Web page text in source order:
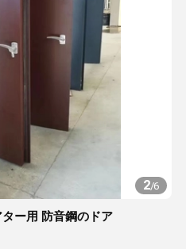
2/6
ー用 防音鋼のドア